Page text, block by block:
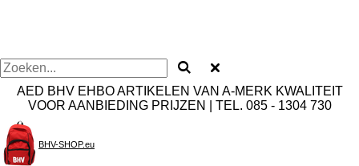
AED BHV EHBO ARTIKELEN VAN A-MERK KWALITEIT
VOOR AANBIEDING PRIJZEN | TEL. 085 - 1304 730
BHV-SHOP.eu